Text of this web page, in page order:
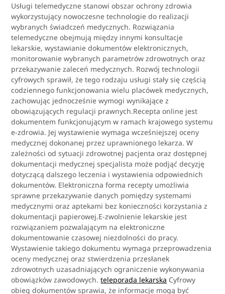
Usługi telemedyczne stanowi obszar ochrony zdrowia
wykorzystujący nowoczesne technologie do realizacji
wybranych świadczeń medycznych. Rozwiązania
telemedyczne obejmują między innymi konsultacje
lekarskie, wystawianie dokumentów elektronicznych,
monitorowanie wybranych parametrów zdrowotnych oraz
przekazywanie zaleceń medycznych. Rozwój technologii
cyfrowych sprawił, że tego rodzaju usługi stały się częścią
codziennego funkcjonowania wielu placówek medycznych,
zachowując jednocześnie wymogi wynikające z
obowiązujących regulacji prawnych.Recepta online jest
dokumentem funkcjonującym w ramach krajowego systemu
e-zdrowia. Jej wystawienie wymaga wcześniejszej oceny
medycznej dokonanej przez uprawnionego lekarza. W
zależności od sytuacji zdrowotnej pacjenta oraz dostępnej
dokumentacji medycznej specjalista może podjąć decyzję
dotyczącą dalszego leczenia i wystawienia odpowiednich
dokumentów. Elektroniczna forma recepty umożliwia
sprawne przekazywanie danych pomiędzy systemami
medycznymi oraz aptekami bez konieczności korzystania z
dokumentacji papierowej.E-zwolnienie lekarskie jest
rozwiązaniem pozwalającym na elektroniczne
dokumentowanie czasowej niezdolności do pracy.
Wystawienie takiego dokumentu wymaga przeprowadzenia
oceny medycznej oraz stwierdzenia przesłanek
zdrowotnych uzasadniających ograniczenie wykonywania
obowiązków zawodowych.teleporada lekarska Cyfrowy
obieg dokumentów sprawia, że informacje mogą być